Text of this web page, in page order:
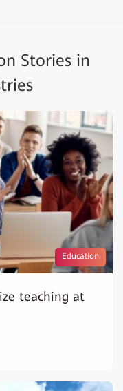
Stories in
Education
teaching at